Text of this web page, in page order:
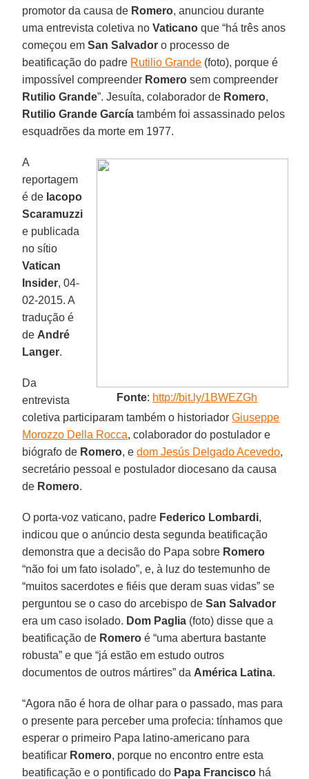
promotor da causa de Romero, anunciou durante
uma entrevista coletiva noVaticano que “há três anos
começou emSan Salvador o processo de
beatificação do padre Rutilio Grande (foto), porque é
impossível compreender Romero sem compreender
Rutilio Grande”. Jesuíta, colaborador de Romero,
Rutilio Grande García também foi assassinado pelos
esquadrões da morte em 1977.
Fonte: http://bit.ly/1BWEZGh
A
reportagem
é de Iacopo
Scaramuzzi
e publicada
no sítio
Vatican
Insider, 04-
02-2015. A
tradução é
de André
Langer.
Da
entrevista
coletiva participaram também o historiadorGiuseppe
Morozzo Della Rocca, colaborador do postulador e
biógrafo de Romero, edom Jesús Delgado Acevedo,
secretário pessoal e postulador diocesano da causa
de Romero.
O porta-voz vaticano, padre Federico Lombardi,
indicou que o anúncio desta segunda beatificação
demonstra que a decisão do Papa sobre Romero
“não foi um fato isolado”, e, à luz do testemunho de
“muitos sacerdotes e fiéis que deram suas vidas” se
perguntou se o caso do arcebispo deSan Salvador
era um caso isolado. Dom Paglia (foto) disse que a
beatificação de Romero é “uma abertura bastante
robusta” e que “já estão em estudo outros
documentos de outros mártires” da América Latina.
“Agora não é hora de olhar para o passado, mas para
o presente para perceber uma profecia: tínhamos que
esperar o primeiro Papa latino-americano para
beatificar Romero, porque no encontro entre esta
beatificação e o pontificado do Papa Francisco há